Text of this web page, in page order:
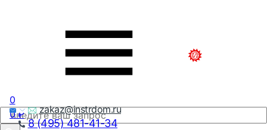
zakaz@instrdom.ru
8 (495) 481-41-34
0
0₽